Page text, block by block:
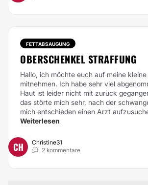
FETTABSAUGUNG
OBERSCHENKEL STRAFFUNG
Hallo, ich möchte euch auf meine kleine
mitnehmen. Ich habe sehr viel
Haut ist leider nicht mit zurück
das störte mich sehr, nach der
mich entschieden einen Arzt
Weiterlesen
CH
Christine31
2 kommentare